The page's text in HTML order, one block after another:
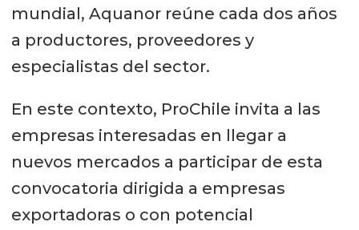
mundial, Aquanor reúne cada dos años
a productores, proveedores y
especialistas del sector.
En este contexto, ProChile invita a las
empresas interesadas en llegar a
nuevos mercados a participar de esta
convocatoria dirigida a empresas
exportadoras o con potencial